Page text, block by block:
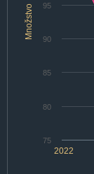
Množstvo
2022
75
80
85
90
95